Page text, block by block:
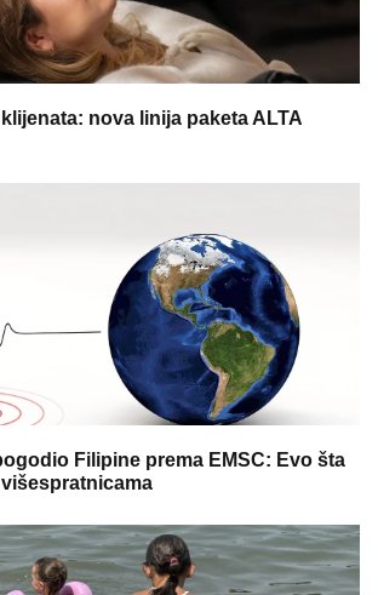
nova linija paketa ALTA
Filipine prema EMSC: Evo šta